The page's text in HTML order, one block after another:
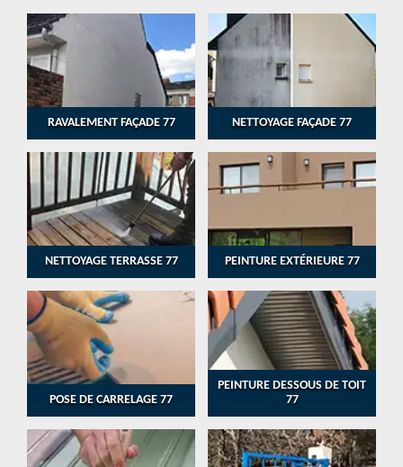
RAVALEMENT FAÇADE 77 NETTOYAGE FAÇADE 77
NETTOYAGE TERRASSE 77 PEINTURE EXTÉRIEURE 77
POSE DE CARRELAGE 77
PEINTURE DESSOUS DE TOIT
77